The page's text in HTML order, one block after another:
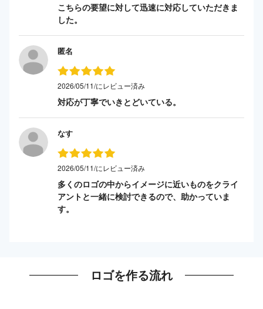
こちらの要望に対して迅速に対応していただきま
した。
匿名
2026/05/11/にレビュー済み
対応が丁寧でいきとどいている。
なす
2026/05/11/にレビュー済み
多くのロゴの中からイメージに近いものをクライ
アントと一緒に検討できるので、助かっていま
す。
ロゴを作る流れ